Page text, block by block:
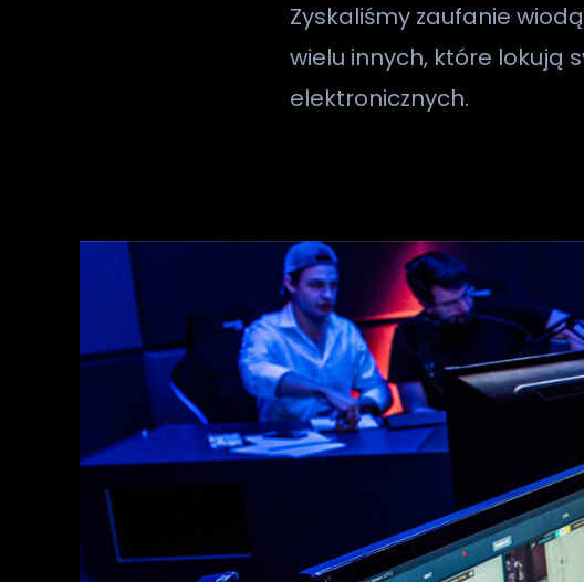
Zyskaliśmy zaufanie
wielu innych, które lokują
elektronicznych.